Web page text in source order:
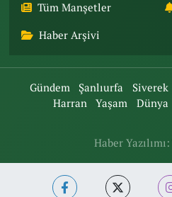
Tüm Manşetler
Haber Arşivi
Gündem Şanlıurfa Siverek
Harran
Yaşam Dünya
Haber Yazılımı: